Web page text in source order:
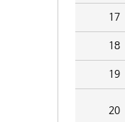
17
18
19
20